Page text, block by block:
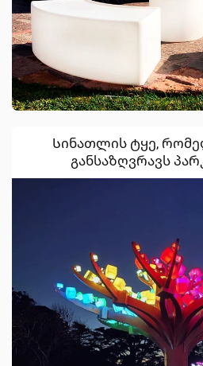
Სინათლის ტყე,
განსაზღვრავს